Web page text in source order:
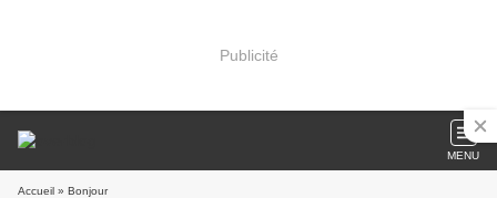
Publicité
MENU
Accueil » Bonjour